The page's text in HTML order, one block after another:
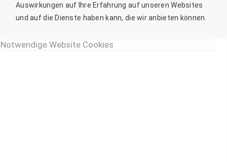
Auswirkungen auf Ihre Erfahrung auf unseren Websites
und auf die Dienste haben kann, die wir anbieten können.
Notwendige Website Cookies